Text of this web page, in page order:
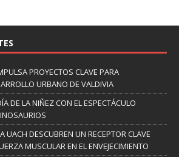
PROYECTOS CLAVE PARA
URBANO DE VALDIVIA
DE LA NIÑEZ CON EL ESPECTÁCULO
UACH DESCUBREN UN RECEPTOR CLAVE
MUSCULAR EN EL ENVEJECIMIENTO